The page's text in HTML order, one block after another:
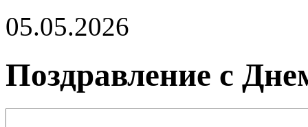
05.05.2026
Поздравление с